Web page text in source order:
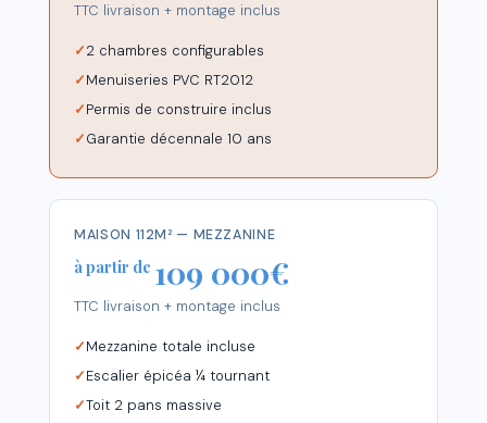
TTC livraison + montage inclus
2 chambres configurables
Menuiseries PVC RT2012
Permis de construire inclus
Garantie décennale 10 ans
MAISON 112M² — MEZZANINE
à partir de 109 000€
TTC livraison + montage inclus
Mezzanine totale incluse
Escalier épicéa ¼ tournant
Toit 2 pans massive